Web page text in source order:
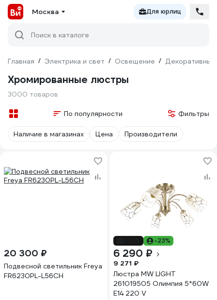
Москва Для юрлиц
Поиск в каталоге
Главная / Электрика и свет / Освещение / Декоративный
Хромированные люстры
3000 товаров
По популярности Фильтры
Наличие в магазинах Цена Производители
20 300 ₽
Подвесной светильник Freya
FR6230PL-L56CH
-23%
6 290 ₽
9 271 ₽
Люстра MW LIGHT
261019505 Олимпия 5*60W
E14 220 V